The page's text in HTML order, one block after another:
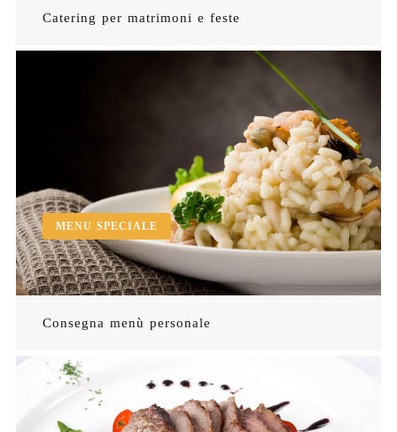
Catering per matrimoni e feste
MENU SPECIALE
Consegna menù personale